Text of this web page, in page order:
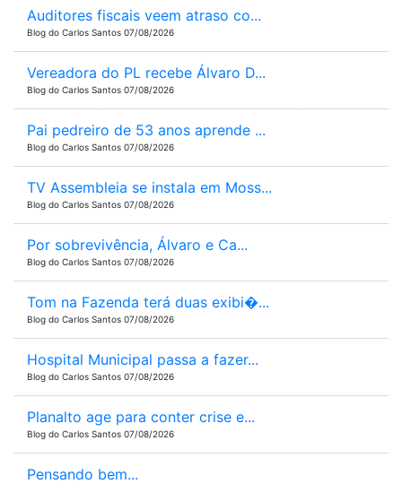
Auditores fiscais veem atraso co...
Blog do Carlos Santos 07/08/2026
Vereadora do PL recebe Álvaro D...
Blog do Carlos Santos 07/08/2026
Pai pedreiro de 53 anos aprende ...
Blog do Carlos Santos 07/08/2026
TV Assembleia se instala em Moss...
Blog do Carlos Santos 07/08/2026
Por sobrevivência, Álvaro e Ca...
Blog do Carlos Santos 07/08/2026
Tom na Fazenda terá duas exibi�...
Blog do Carlos Santos 07/08/2026
Hospital Municipal passa a fazer...
Blog do Carlos Santos 07/08/2026
Planalto age para conter crise e...
Blog do Carlos Santos 07/08/2026
Pensando bem...